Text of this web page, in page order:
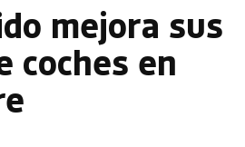
mejora sus
coches en